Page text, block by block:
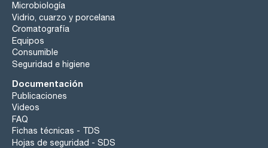
Microbiología
Vidrio, cuarzo y porcelana
Cromatografía
Equipos
Consumible
Seguridad e higiene
Documentación
Publicaciones
Videos
FAQ
Fichas técnicas - TDS
Hojas de seguridad - SDS